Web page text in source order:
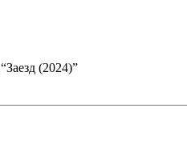
“Заезд (2024)”